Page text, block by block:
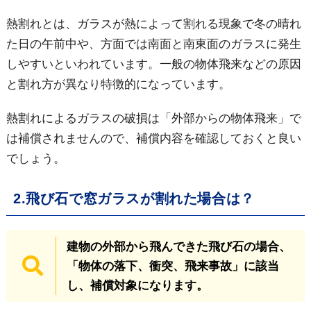
熱割れとは、ガラスが熱によって割れる現象で冬の晴れ
た日の午前中や、方面では南面と南東面のガラスに発生
しやすいといわれています。一般の物体飛来などの原因
と割れ方が異なり特徴的になっています。
熱割れによるガラスの破損は「外部からの物体飛来」で
は補償されませんので、補償内容を確認しておくと良い
でしょう。
2.飛び石で窓ガラスが割れた場合は？
建物の外部から飛んできた飛び石の場合、
「物体の落下、衝突、飛来事故」に該当
し、補償対象になります。